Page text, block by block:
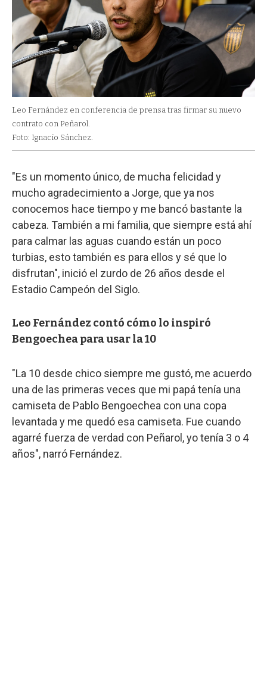
Leo Fernández en conferencia de prensa tras firmar su nuevo
contrato con Peñarol.
Foto: Ignacio Sánchez.
"Es un momento único, de mucha felicidad y
mucho agradecimiento a Jorge, que ya nos
conocemos hace tiempo y me bancó bastante la
cabeza. También a mi familia, que siempre está ahí
para calmar las aguas cuando están un poco
turbias, esto también es para ellos y sé que lo
disfrutan", inició el zurdo de 26 años desde el
Estadio Campeón del Siglo.
Leo Fernández contó cómo lo inspiró
Bengoechea para usar la 10
"La 10 desde chico siempre me gustó, me acuerdo
una de las primeras veces que mi papá tenía una
camiseta de Pablo Bengoechea con una copa
levantada y me quedó esa camiseta. Fue cuando
agarré fuerza de verdad con Peñarol, yo tenía 3 o 4
años", narró Fernández.